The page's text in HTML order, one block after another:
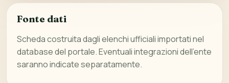
Fonte dati
Scheda costruita dagli elenchi ufficiali importati nel
database del portale. Eventuali integrazioni dell’ente
saranno indicate separatamente.